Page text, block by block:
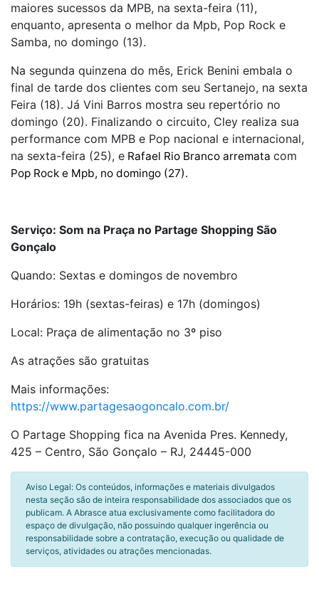
maiores sucessos da MPB, na sexta-feira (11),
enquanto, apresenta o melhor da Mpb, Pop Rock e
Samba, no domingo (13).
Na segunda quinzena do mês, Erick Benini embala o
final de tarde dos clientes com seu Sertanejo, na sexta
Feira (18). Já Vini Barros mostra seu repertório no
domingo (20). Finalizando o circuito, Cley realiza sua
performance com MPB e Pop nacional e internacional,
na sexta-feira (25), e Rafael Rio Branco arremata com
Pop Rock e Mpb, no domingo (27).
Serviço: Som na Praça no Partage Shopping São
Gonçalo
Quando: Sextas e domingos de novembro
Horários: 19h (sextas-feiras) e 17h (domingos)
Local: Praça de alimentação no 3º piso
As atrações são gratuitas
Mais informações:
https://www.partagesaogoncalo.com.br/
O Partage Shopping fica na Avenida Pres. Kennedy,
425 – Centro, São Gonçalo – RJ, 24445-000
Aviso Legal: Os conteúdos, informações e materiais divulgados
nesta seção são de inteira responsabilidade dos associados que os
publicam. A Abrasce atua exclusivamente como facilitadora do
espaço de divulgação, não possuindo qualquer ingerência ou
responsabilidade sobre a contratação, execução ou qualidade de
serviços, atividades ou atrações mencionadas.